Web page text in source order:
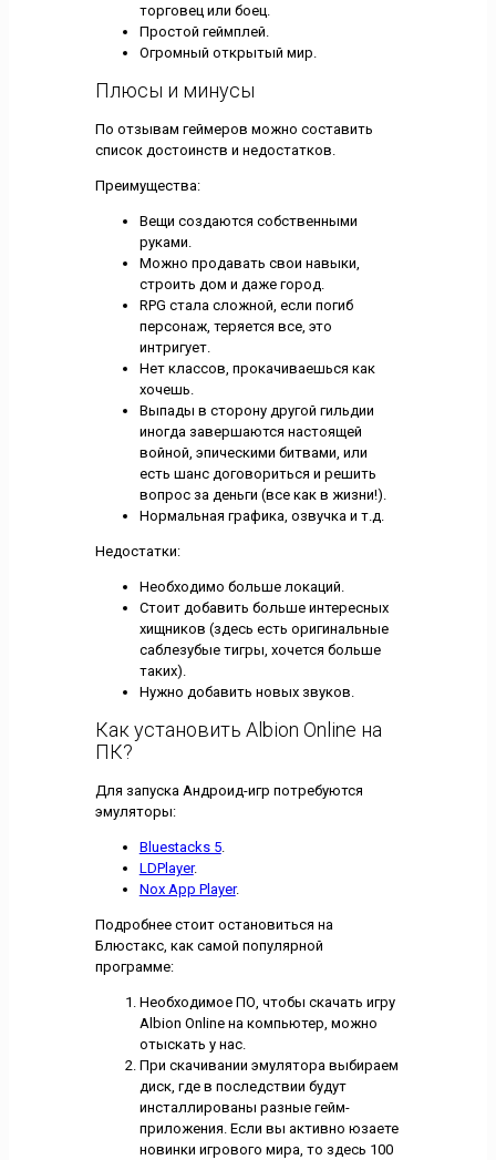
торговец или боец.
Простой геймплей.
Огромный открытый мир.
Плюсы и минусы
По отзывам геймеров можно составить
список достоинств и недостатков.
Преимущества:
Вещи создаются собственными
руками.
Можно продавать свои навыки,
строить дом и даже город.
RPG стала сложной, если погиб
персонаж, теряется все, это
интригует.
Нет классов, прокачиваешься как
хочешь.
Выпады в сторону другой гильдии
иногда завершаются настоящей
войной, эпическими битвами, или
есть шанс договориться и решить
вопрос за деньги (все как в жизни!).
Нормальная графика, озвучка и т.д.
Недостатки:
Необходимо больше локаций.
Стоит добавить больше интересных
хищников (здесь есть оригинальные
саблезубые тигры, хочется больше
таких).
Нужно добавить новых звуков.
Как установить Albion Online на
ПК?
Для запуска Андроид-игр потребуются
эмуляторы:
Bluestacks 5.
LDPlayer.
Nox App Player.
Подробнее стоит остановиться на
Блюстакс, как самой популярной
программе:
Необходимое ПО, чтобы скачать игру
Albion Online на компьютер, можно
отыскать у нас.
При скачивании эмулятора выбираем
диск, где в последствии будут
инсталлированы разные гейм-
приложения. Если вы активно юзаете
новинки игрового мира, то здесь 100